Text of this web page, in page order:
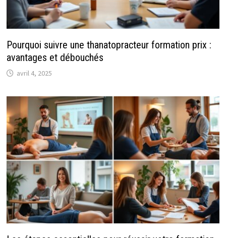
Pourquoi suivre une thanatopracteur formation prix :
avantages et débouchés
avril 4, 2025